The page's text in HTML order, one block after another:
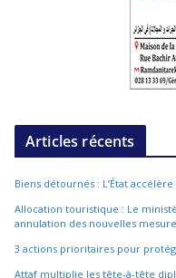
Articles récents
Biens détournés : L’État
Allocation touristique : Le
annulation des nouvelles
3 actions prioritaires pour
Attaf multiplie les tête-à-tête